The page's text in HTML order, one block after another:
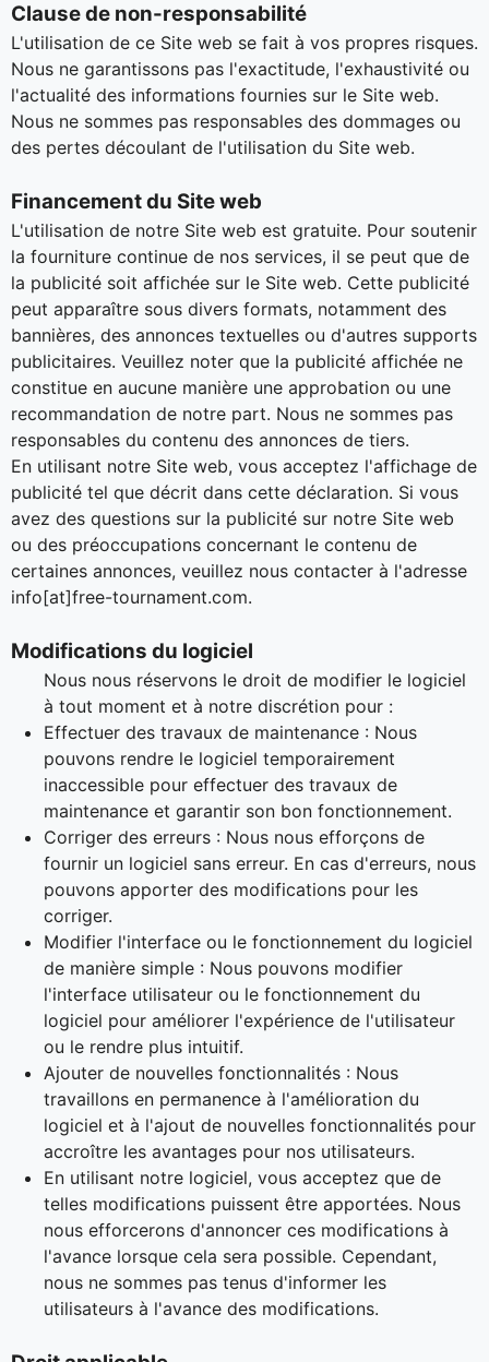
Clause de non-responsabilité
L'utilisation de ce Site web se fait à vos propres risques.
Nous ne garantissons pas l'exactitude, l'exhaustivité ou
l'actualité des informations fournies sur le Site web.
Nous ne sommes pas responsables des dommages ou
des pertes découlant de l'utilisation du Site web.
Financement du Site web
L'utilisation de notre Site web est gratuite. Pour soutenir
la fourniture continue de nos services, il se peut que de
la publicité soit affichée sur le Site web. Cette publicité
peut apparaître sous divers formats, notamment des
bannières, des annonces textuelles ou d'autres supports
publicitaires. Veuillez noter que la publicité affichée ne
constitue en aucune manière une approbation ou une
recommandation de notre part. Nous ne sommes pas
responsables du contenu des annonces de tiers.
En utilisant notre Site web, vous acceptez l'affichage de
publicité tel que décrit dans cette déclaration. Si vous
avez des questions sur la publicité sur notre Site web
ou des préoccupations concernant le contenu de
certaines annonces, veuillez nous contacter à l'adresse
info[at]free-tournament.com.
Modifications du logiciel
Nous nous réservons le droit de modifier le logiciel
à tout moment et à notre discrétion pour :
Effectuer des travaux de maintenance : Nous
pouvons rendre le logiciel temporairement
inaccessible pour effectuer des travaux de
maintenance et garantir son bon fonctionnement.
Corriger des erreurs : Nous nous efforçons de
fournir un logiciel sans erreur. En cas d'erreurs, nous
pouvons apporter des modifications pour les
corriger.
Modifier l'interface ou le fonctionnement du logiciel
de manière simple : Nous pouvons modifier
l'interface utilisateur ou le fonctionnement du
logiciel pour améliorer l'expérience de l'utilisateur
ou le rendre plus intuitif.
Ajouter de nouvelles fonctionnalités : Nous
travaillons en permanence à l'amélioration du
logiciel et à l'ajout de nouvelles fonctionnalités pour
accroître les avantages pour nos utilisateurs.
En utilisant notre logiciel, vous acceptez que de
telles modifications puissent être apportées. Nous
nous efforcerons d'annoncer ces modifications à
l'avance lorsque cela sera possible. Cependant,
nous ne sommes pas tenus d'informer les
utilisateurs à l'avance des modifications.